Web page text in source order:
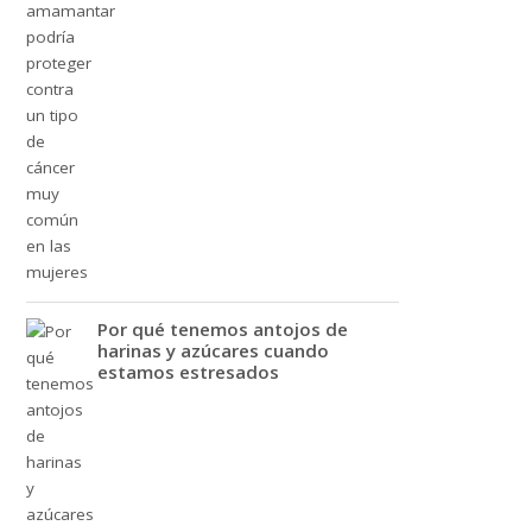
Por qué tenemos antojos de
harinas y azúcares cuando
estamos estresados